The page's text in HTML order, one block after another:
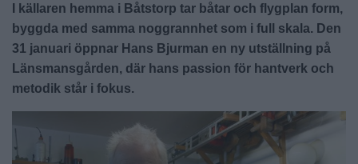
I källaren hemma i Båtstorp tar båtar och flygplan form,
byggda med samma noggrannhet som i full skala. Den
31 januari öppnar Hans Bjurman en ny utställning på
Länsmansgården, där hans passion för hantverk och
metodik står i fokus.